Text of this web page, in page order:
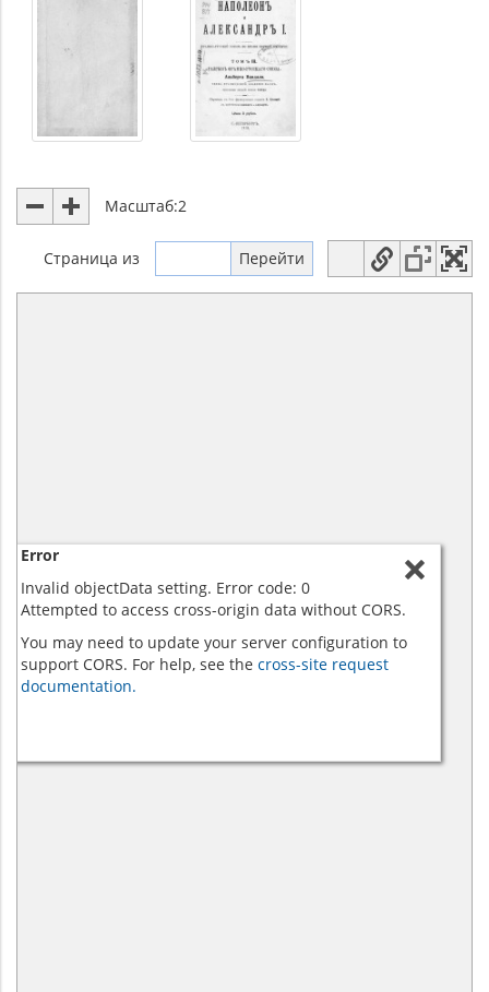
Масштаб:2
Страница из
Error
Invalid objectData setting. Error code: 0
Attempted to access cross-origin data without CORS.
You may need to update your server configuration to
support CORS. For help, see the cross-site request
documentation.